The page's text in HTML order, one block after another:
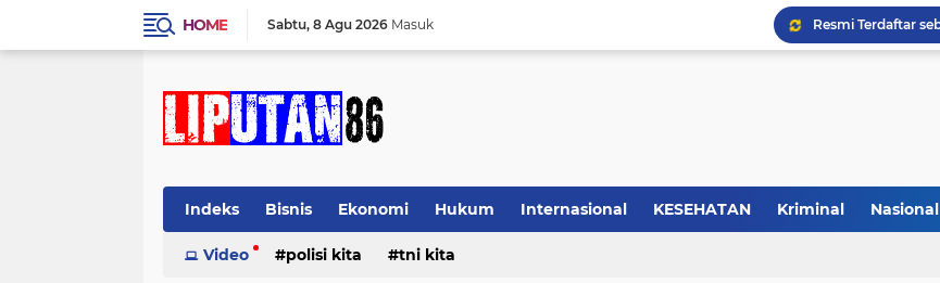
HOME Sabtu 8 Agu 2026 Masuk
Indeks Bisnis Ekonomi Hukum Internasional KESEHATAN Kriminal Nasional
Video polisi kita tni kita